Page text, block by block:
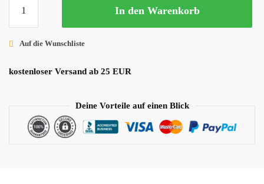
Unisex
Menge
In den Warenkorb
Auf die Wunschliste
kostenloser Versand ab 25 EUR
Deine Vorteile auf einen Blick